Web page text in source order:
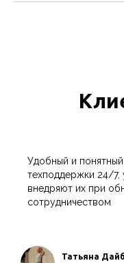
Удобный и
техподдержки 24/7,
внедряют их при
сотрудничеством
Татьяна